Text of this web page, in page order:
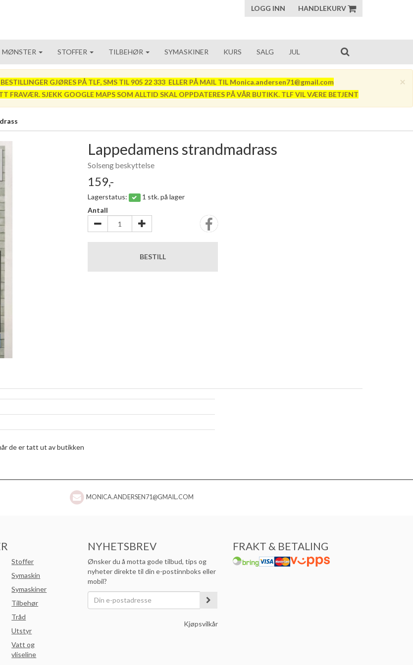
LOGG INN HANDLEKURV
MØNSTER STOFFER TILBEHØR SYMASKINER KURS SALG JUL
×
GJØRES PÅ TLF, SMS TIL 905 22 333 ELLER PÅ MAIL TIL Monica.andersen71@gmail.com
FRAVÆR. SJEKK GOOGLE MAPS SOM ALLTID SKAL OPPDATERES PÅ VÅR BUTIKK. TLF VIL VÆRE BETJENT
Lappedamens strandmadrass
Solseng beskyttelse
159,-
Lagerstatus:
1 stk. på lager
Antall
BESTILL
de er tatt ut av butikken
MONICA.ANDERSEN71@GMAIL.COM
Stoffer
Symaskin
Symaskiner
Tilbehør
Tråd
Utstyr
Vatt og
vliseline
NYHETSBREV
Ønsker du å motta gode tilbud, tips og
nyheter direkte til din e-postinnboks eller
mobil?
Kjøpsvilkår
FRAKT & BETALING